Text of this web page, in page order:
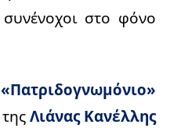
στο φόνο
«Πατριδογνωμόνιο»
τηςΛιάνας Κανέλλης